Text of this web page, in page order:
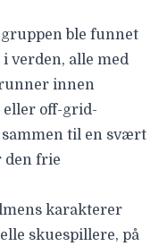
ble funnet
verden, alle med
innen
eller off-grid-
sammen til en svært
den frie
karakterer
skuespillere, på